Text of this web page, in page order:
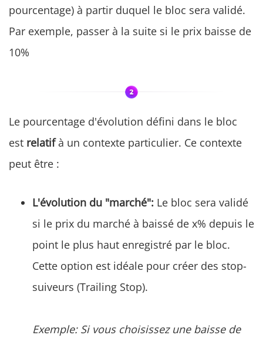
pourcentage) à partir duquel le bloc sera validé.
Par exemple, passer à la suite si le prix baisse de
10%
Le pourcentage d'évolution défini dans le bloc
est relatifà un contexte particulier. Ce contexte
peut être :
L'évolution du "marché": Le bloc sera validé
si le prix du marché à baissé de x% depuis le
point le plus haut enregistré par le bloc.
Cette option est idéale pour créer des stop-
suiveurs (Trailing Stop).
Exemple: Si vous choisissez une baisse de